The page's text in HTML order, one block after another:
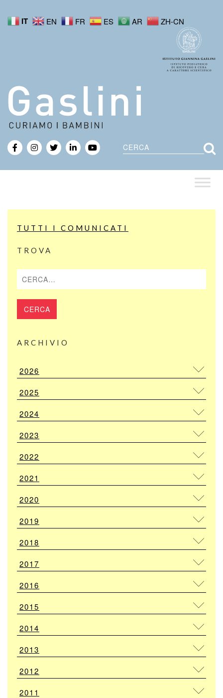
IT EN FR ES AR ZH-CN
Cerca
TUTTI I COMUNICATI
TROVA
ARCHIVIO
2026
2025
2024
2023
2022
2021
2020
2019
2018
2017
2016
2015
2014
2013
2012
2011